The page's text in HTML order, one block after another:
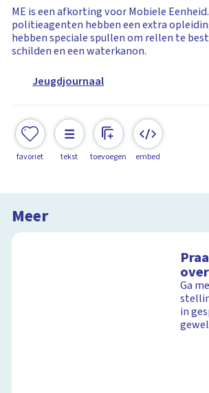
ME is een afkorting voor Mobiele
politieagenten hebben een extra
hebben speciale spullen om rellen te
schilden en een waterkanon.
Jeugdjournaal
favoriet tekst toevoegen embed
Meer
Ga
in